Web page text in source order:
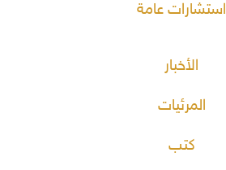
استشارات عامة
الأخبار
المرئيات
كتب